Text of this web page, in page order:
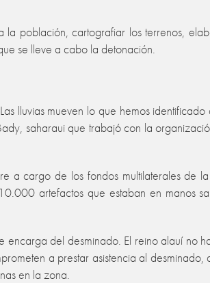
población, cartografiar los terrenos,
se lleve a cabo la detonación.
lluvias mueven lo que hemos identificado
saharaui que trabajó con la
a cargo de los fondos multilaterales de
artefactos que estaban en manos
del desminado. El reino alauí no
a prestar asistencia al desminado,
en la zona.